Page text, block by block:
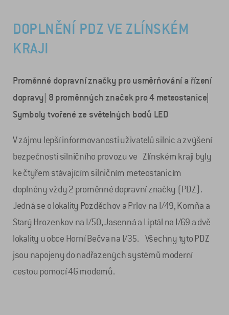
DOPLNĚNÍ PDZ VE ZLÍNSKÉM
KRAJI
Proměnné dopravní značky pro usměrňování a řízení
dopravy| 8 proměnných značek pro 4 meteostanice|
Symboly tvořené ze světelných bodů LED
V zájmu lepší informovanosti uživatelů silnic a zvýšení
bezpečnosti silničního provozu ve Zlínském kraji byly
ke čtyřem stávajícím silničním meteostanicím
doplněny vždy 2 proměnné dopravní značky (PDZ).
Jedná se o lokality Pozděchov a Prlov na I/49, Komňa a
Starý Hrozenkov na I/50, Jasenná a Liptál na I/69 a dvě
lokality u obce Horní Bečva na I/35. Všechny tyto PDZ
jsou napojeny do nadřazených systémů moderní
cestou pomocí 4G modemů.